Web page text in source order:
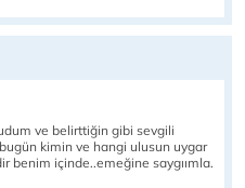
ve belirttiğin gibi sevgili
kimin ve hangi ulusun uygar
benim içinde..emeğine saygıımla.